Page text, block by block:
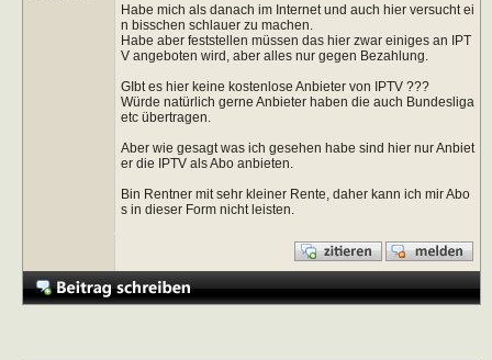
Habe mich als danach im Internet und auch hier versucht ei
n bisschen schlauer zu machen.
Habe aber feststellen müssen das hier zwar einiges an IPT
V angeboten wird, aber alles nur gegen Bezahlung.
GIbt es hier keine kostenlose Anbieter von IPTV ???
Würde natürlich gerne Anbieter haben die auch Bundesliga
etc übertragen.
Aber wie gesagt was ich gesehen habe sind hier nur Anbiet
er die IPTV als Abo anbieten.
Bin Rentner mit sehr kleiner Rente, daher kann ich mir Abo
s in dieser Form nicht leisten.